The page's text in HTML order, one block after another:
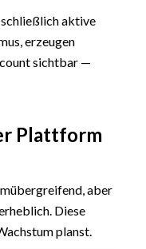
aktive
erzeugen
sichtbar —
Plattform
aber
Diese
planst.